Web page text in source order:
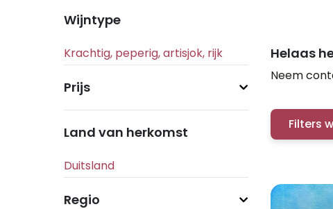
Wijntype
Prijs
Land van herkomst
Regio
Helaas
Neem
Filters